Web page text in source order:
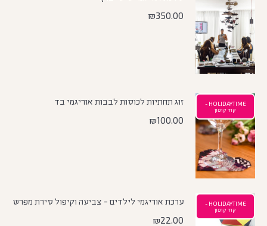
₪350.00
HOLIDAYTIME -
קוד קופון
זוג תחתיות לכוסות לבבות אוריגמי בד
₪100.00
HOLIDAYTIME -
קוד קופון
ערכת אוריגמי לילדים - צביעה וקיפול סירת מפרש
₪22.00